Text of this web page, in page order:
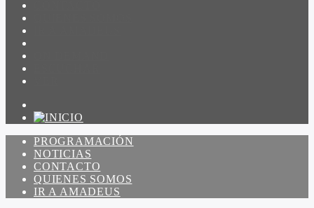
PROGRAMACIÓN
NOTICIAS
CONTACTO
QUIENES SOMOS
IR A AMADEUS